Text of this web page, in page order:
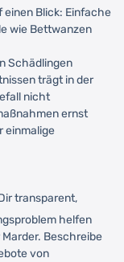
einen Blick: Einfache
wie Bettwanzen
Schädlingen
trägt in der
nicht
ernst
einmalige
transparent,
helfen
Beschreibe
von